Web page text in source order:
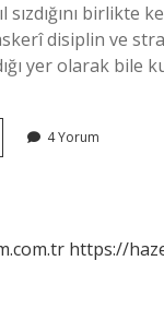
sızdığını birlikte
disiplin ve
yer olarak bile
4 Yorum
https://